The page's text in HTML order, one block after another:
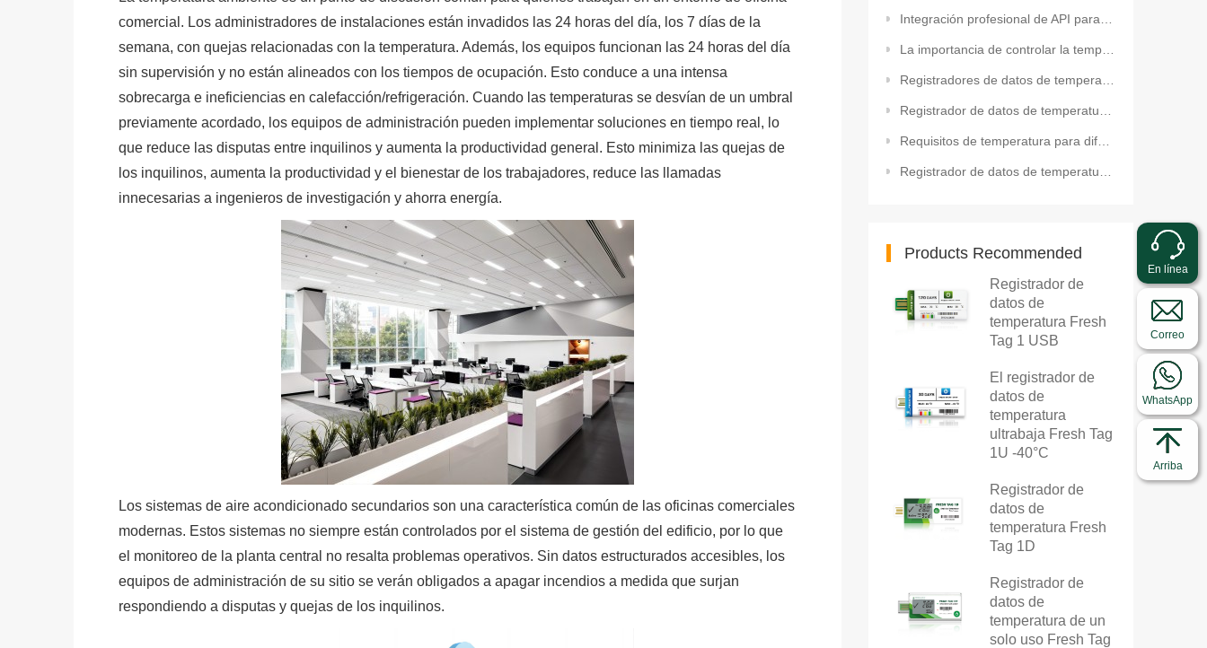
comercial. Los administradores de instalaciones están invadidos las 24 horas del día, los 7 días de la
semana, con quejas relacionadas con la temperatura. Además, los equipos funcionan las 24 horas del día
sin supervisión y no están alineados con los tiempos de ocupación. Esto conduce a una intensa
sobrecarga e ineficiencias en calefacción/refrigeración. Cuando las temperaturas se desvían de un umbral
previamente acordado, los equipos de administración pueden implementar soluciones en tiempo real, lo
que reduce las disputas entre inquilinos y aumenta la productividad general. Esto minimiza las quejas de
los inquilinos, aumenta la productividad y el bienestar de los trabajadores, reduce las llamadas
innecesarias a ingenieros de investigación y ahorra energía.
Los sistemas de aire acondicionado secundarios son una característica común de las oficinas comerciales
modernas. Estos sistemas no siempre están controlados por el sistema de gestión del edificio, por lo que
el monitoreo de la planta central no resalta problemas operativos. Sin datos estructurados accesibles, los
equipos de administración de su sitio se verán obligados a apagar incendios a medida que surjan
respondiendo a disputas y quejas de los inquilinos.
Integración profesional de API para el monitoreo de temperatura IoT
La importancia de controlar la temperatura y humedad de los dátiles durante el transporte Registrado
Registradores de datos de temperatura FDA Serie Tagplus: Monitoreo conforme a la FDA para alimentos
Registrador de datos de temperatura ultrabaja con hielo seco para el transporte de medicamentos
Requisitos de temperatura para diferentes invernaderos. Registrador de datos inteligente de temperat
Registrador de datos de temperatura robusto para el monitoreo de la temperatura de cocción de salchi
Products Recommended
Registrador de
datos de
temperatura Fresh
Tag 1 USB
El registrador de
datos de
temperatura
ultrabaja Fresh Tag
1U -40°C
Registrador de
datos de
temperatura Fresh
Tag 1D
Registrador de
datos de
temperatura de un
solo uso Fresh Tag
En línea
Correo
WhatsApp
Arriba